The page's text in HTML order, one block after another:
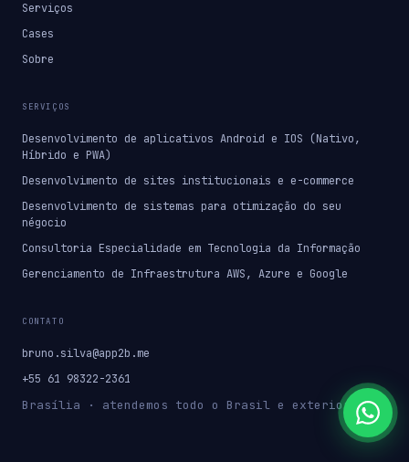
Serviços
Cases
Sobre
SERVIÇOS
Desenvolvimento de aplicativos Android e IOS (Nativo,
Híbrido e PWA)
Desenvolvimento de sites institucionais e e-commerce
Desenvolvimento de sistemas para otimização do seu
négocio
Consultoria Especialidade em Tecnologia da Informação
Gerenciamento de Infraestrutura AWS, Azure e Google
CONTATO
bruno.silva@app2b.me
+55 61 98322-2361
Brasília · atendemos todo o Brasil e exterior